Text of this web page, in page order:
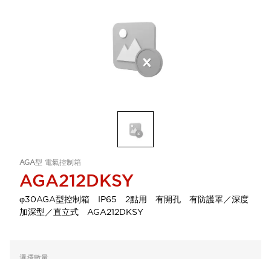
AGA型 電氣控制箱
AGA212DKSY
φ30AGA型控制箱 IP65 2點用 有開孔 有防護罩／深度
加深型／直立式 AGA212DKSY